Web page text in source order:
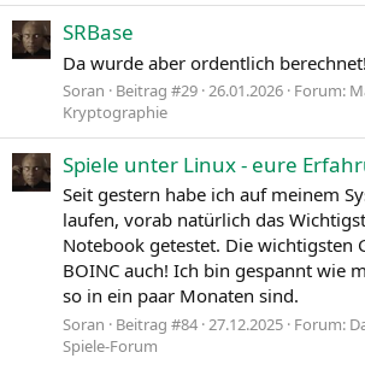
SRBase
Da wurde aber ordentlich
Soran Beitrag #29 26.01.2026 Forum:
Kryptographie
Spiele unter Linux - eure
Seit gestern habe ich auf meinem
laufen, vorab natürlich das
Notebook getestet. Die wichtigsten
BOINC auch! Ich bin gespannt wie
so in ein paar Monaten sind.
Soran Beitrag #84 27.12.2025 Forum:
Spiele-Forum